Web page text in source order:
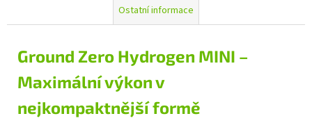
Ostatní informace
Ground Zero Hydrogen MINI –
Maximální výkon v
nejkompaktnější formě